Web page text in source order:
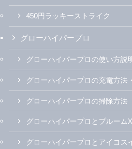
450円ラッキーストライク
グローハイパープロ
グローハイパープロの使い方説
グローハイパープロの充電方法
グローハイパープロの掃除方法
グローハイパープロとプルーム
グローハイパープロとアイコス